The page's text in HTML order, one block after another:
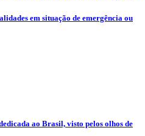
em situação de emergência ou
ao Brasil, visto pelos olhos de